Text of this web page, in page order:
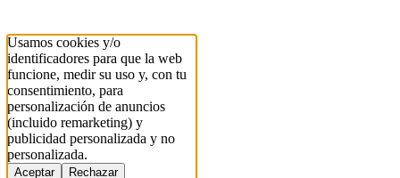
Usamos cookies y/o
identificadores para que la web
funcione, medir su uso y, con tu
consentimiento, para
personalización de anuncios
(incluido remarketing) y
publicidad personalizada y no
personalizada.
Aceptar
Rechazar